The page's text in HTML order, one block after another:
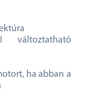
változtatható
ha abban a